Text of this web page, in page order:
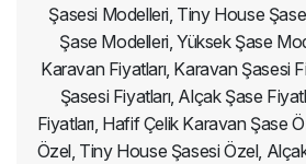
Şasesi Modelleri, Tiny House
Şase Modelleri, Yüksek Şase
Karavan Fiyatları, Karavan Şasesi
Şasesi Fiyatları, Alçak Şase
Fiyatları, Hafif Çelik Karavan Şase
Özel, Tiny House Şasesi Özel,